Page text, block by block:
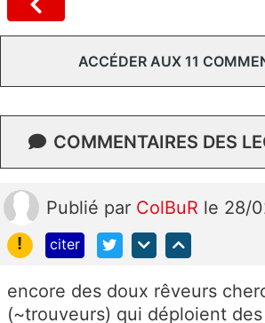
ACCÉDER AUX 11
COMMENTAIRES DES
Publié par ColBuR le 28/
!
citer
encore des doux rêveurs
(~trouveurs) qui déploient des